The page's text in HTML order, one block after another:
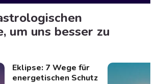
um uns besser zu
Eklipse: 7 Wege für
energetischen Schutz